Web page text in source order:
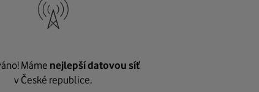
Máme nejlepší datovou síť
v České republice.